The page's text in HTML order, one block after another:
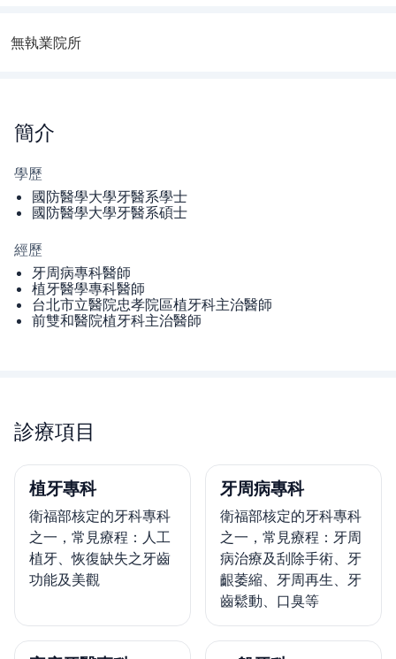
無執業院所
簡介
學歷
國防醫學大學牙醫系學士
國防醫學大學牙醫系碩士
經歷
牙周病專科醫師
植牙醫學專科醫師
台北市立醫院忠孝院區植牙科主治醫師
前雙和醫院植牙科主治醫師
診療項目
植牙專科
衛福部核定的牙科專科
之一，常見療程：人工
植牙、恢復缺失之牙齒
功能及美觀
牙周病專科
衛福部核定的牙科專科
之一，常見療程：牙周
病治療及刮除手術、牙
齦萎縮、牙周再生、牙
齒鬆動、口臭等